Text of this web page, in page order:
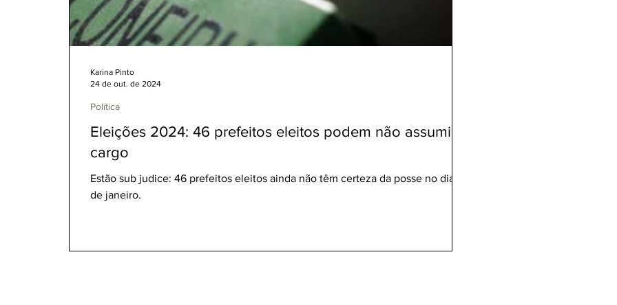
Eleições 2024: 46 prefeitos eleitos podem não assumir o
cargo
Estão sub judice: 46 prefeitos eleitos ainda não têm certeza da posse no dia 1°
de janeiro.
Política
Karina Pinto
24 de out. de 2024